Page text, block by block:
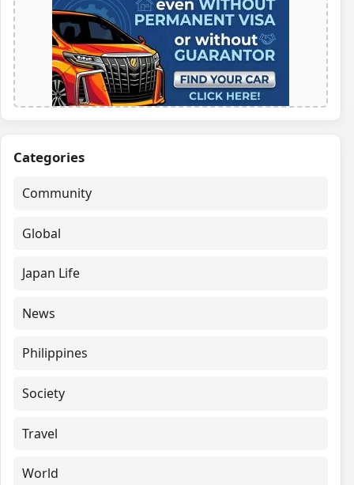
Categories
Community
Global
Japan Life
News
Philippines
Society
Travel
World